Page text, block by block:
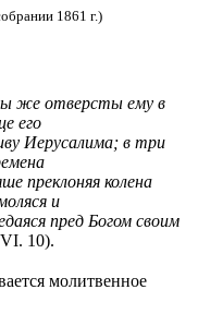
1861 г.)
же отверсты ему в
его
Иерусалима; в три
преклоняя колена
и
пред Богом своим
10).
молитвенное